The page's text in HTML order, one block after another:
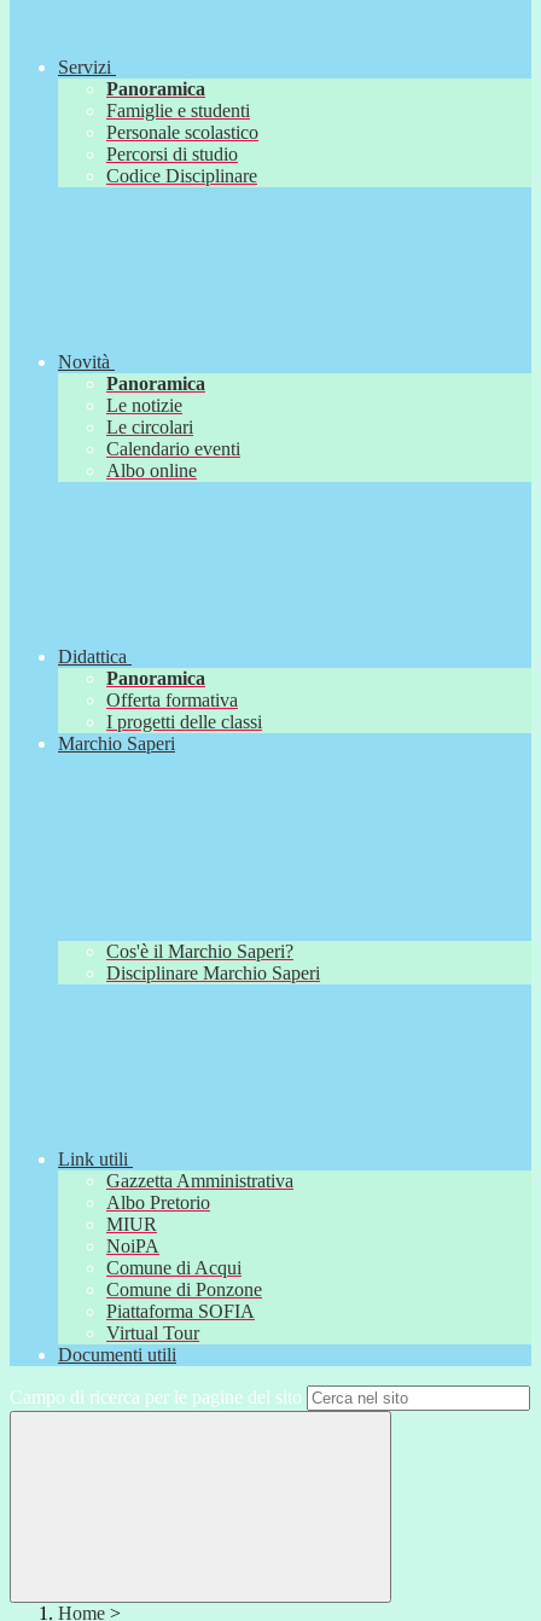
Servizi
Panoramica
Famiglie e studenti
Personale scolastico
Percorsi di studio
Codice Disciplinare
Novità
Panoramica
Le notizie
Le circolari
Calendario eventi
Albo online
Didattica
Panoramica
Offerta formativa
I progetti delle classi
Marchio Saperi
Cos'è il Marchio Saperi?
Disciplinare Marchio Saperi
Link utili
Gazzetta Amministrativa
Albo Pretorio
MIUR
NoiPA
Comune di Acqui
Comune di Ponzone
Piattaforma SOFIA
Virtual Tour
Documenti utili
Campo di ricerca per le pagine del sito
Home >